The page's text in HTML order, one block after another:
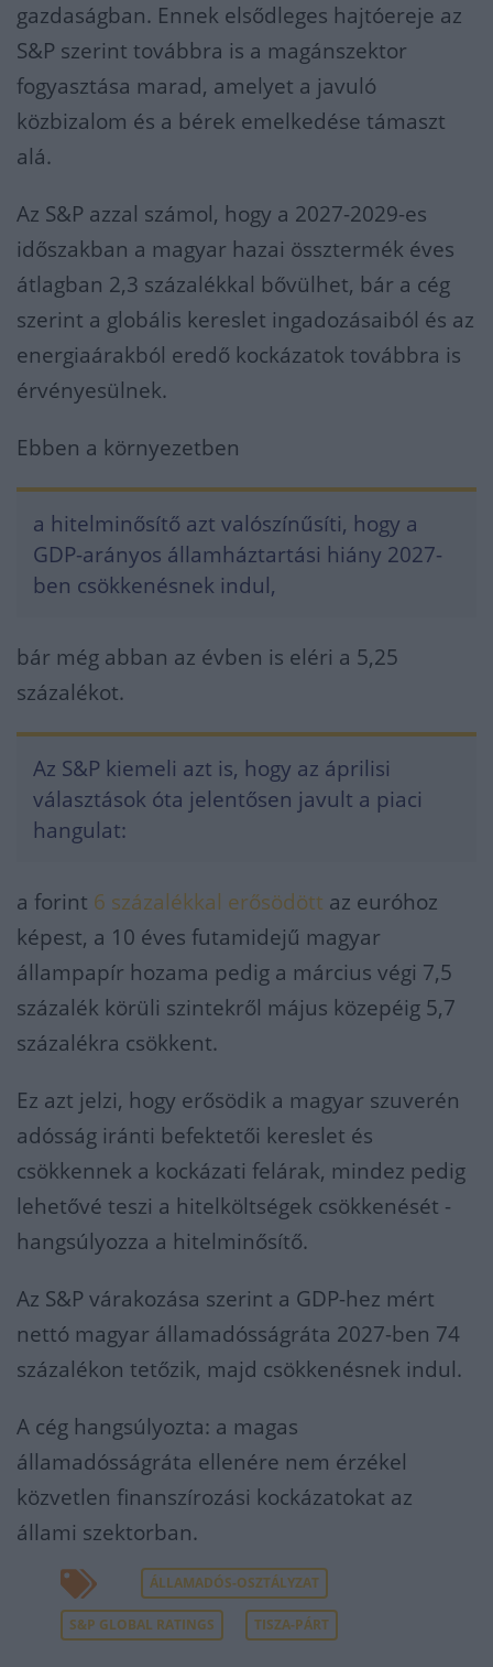
gazdaságban. Ennek elsődleges hajtóereje az
S&P szerint továbbra is a magánszektor
fogyasztása marad, amelyet a javuló
közbizalom és a bérek emelkedése támaszt
alá.
Az S&P azzal számol, hogy a 2027-2029-es
időszakban a magyar hazai össztermék éves
átlagban 2,3 százalékkal bővülhet, bár a cég
szerint a globális kereslet ingadozásaiból és az
energiaárakból eredő kockázatok továbbra is
érvényesülnek.
Ebben a környezetben
a hitelminősítő azt valószínűsíti, hogy a
GDP-arányos államháztartási hiány 2027-
ben csökkenésnek indul,
bár még abban az évben is eléri a 5,25
százalékot.
Az S&P kiemeli azt is, hogy az áprilisi
választások óta jelentősen javult a piaci
hangulat:
a forint 6 százalékkal erősödött az euróhoz
képest, a 10 éves futamidejű magyar
állampapír hozama pedig a március végi 7,5
százalék körüli szintekről május közepéig 5,7
százalékra csökkent.
Ez azt jelzi, hogy erősödik a magyar szuverén
adósság iránti befektetői kereslet és
csökkennek a kockázati felárak, mindez pedig
lehetővé teszi a hitelköltségek csökkenését -
hangsúlyozza a hitelminősítő.
Az S&P várakozása szerint a GDP-hez mért
nettó magyar államadósságráta 2027-ben 74
százalékon tetőzik, majd csökkenésnek indul.
A cég hangsúlyozta: a magas
államadósságráta ellenére nem érzékel
közvetlen finanszírozási kockázatokat az
állami szektorban.
ÁLLAMADÓS-OSZTÁLYZAT
S&P GLOBAL RATINGS TISZA-PÁRT